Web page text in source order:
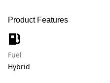
Product Features
Fuel
Hybrid